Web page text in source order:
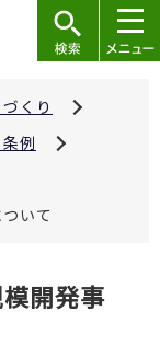
くり
例
いて
開発事